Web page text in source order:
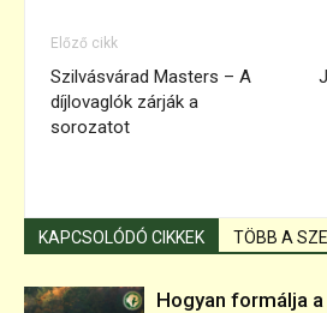
Előző cikk
Szilvásvárad Masters – A
díjlovaglók zárják a
sorozatot
KAPCSOLÓDÓ CIKKEK TÖBB A
Hogyan formálja